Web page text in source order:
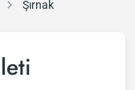
Şırnak